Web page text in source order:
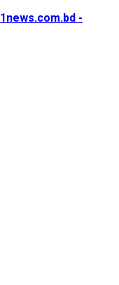
1news.com.bd -